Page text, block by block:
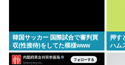
から叩くな」とかゆうチキ
Powered by livedoor 相互RSS
韓国サッカー 国際試合で審判買
収(性接待)をしてた模様www
押す
ハム
ボタ